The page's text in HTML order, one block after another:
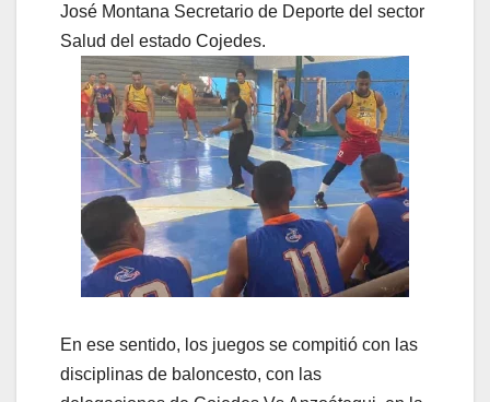
José Montana Secretario de Deporte del sector
Salud del estado Cojedes.
En ese sentido, los juegos se compitió con las
disciplinas de baloncesto, con las